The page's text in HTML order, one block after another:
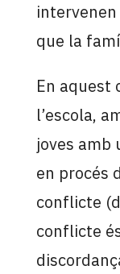
que la
En aquest
l’escola,
joves amb
en procés
conflicte
conflicte